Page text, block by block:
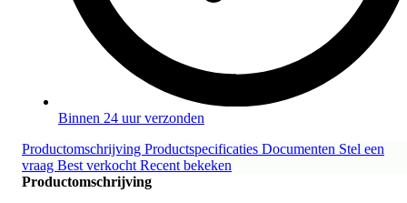
Binnen 24 uur verzonden
Productomschrijving Productspecificaties Documenten Stel een
vraag Best verkocht Recent bekeken
Productomschrijving